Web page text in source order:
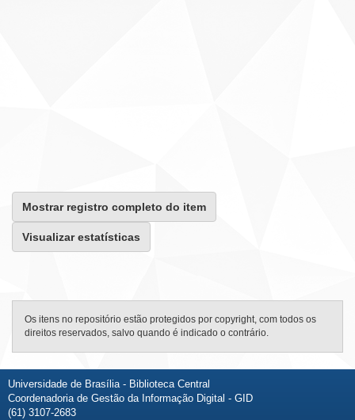
Mostrar registro completo do item
Visualizar estatísticas
Os itens no repositório estão protegidos por copyright, com todos os
direitos reservados, salvo quando é indicado o contrário.
Universidade de Brasília - Biblioteca Central
Coordenadoria de Gestão da Informação Digital - GID
(61) 3107-2683